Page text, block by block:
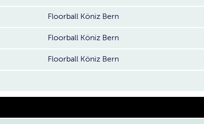
Floorball Köniz Bern
Floorball Köniz Bern
Floorball Köniz Bern